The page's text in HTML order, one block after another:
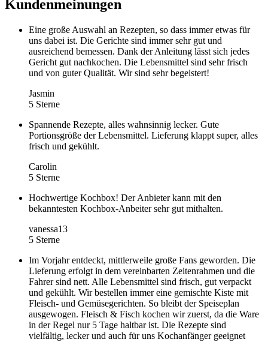
Kundenmeinungen
Eine große Auswahl an Rezepten, so dass immer etwas für
uns dabei ist. Die Gerichte sind immer sehr gut und
ausreichend bemessen. Dank der Anleitung lässt sich jedes
Gericht gut nachkochen. Die Lebensmittel sind sehr frisch
und von guter Qualität. Wir sind sehr begeistert!
Jasmin
5 Sterne
Spannende Rezepte, alles wahnsinnig lecker. Gute
Portionsgröße der Lebensmittel. Lieferung klappt super, alles
frisch und gekühlt.
Carolin
5 Sterne
Hochwertige Kochbox! Der Anbieter kann mit den
bekanntesten Kochbox-Anbeiter sehr gut mithalten.
vanessa13
5 Sterne
Im Vorjahr entdeckt, mittlerweile große Fans geworden. Die
Lieferung erfolgt in dem vereinbarten Zeitenrahmen und die
Fahrer sind nett. Alle Lebensmittel sind frisch, gut verpackt
und gekühlt. Wir bestellen immer eine gemischte Kiste mit
Fleisch- und Gemüsegerichten. So bleibt der Speiseplan
ausgewogen. Fleisch & Fisch kochen wir zuerst, da die Ware
in der Regel nur 5 Tage haltbar ist. Die Rezepte sind
vielfältig, lecker und auch für uns Kochanfänger geeignet